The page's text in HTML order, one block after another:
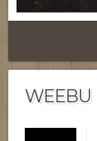
WEEBU